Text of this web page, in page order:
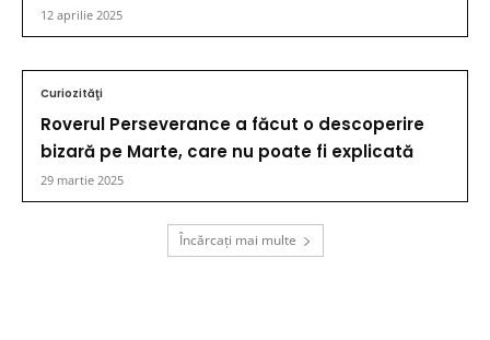
12 aprilie 2025
Curiozităţi
Roverul Perseverance a făcut o descoperire
bizară pe Marte, care nu poate fi explicată
29 martie 2025
Încărcați mai multe